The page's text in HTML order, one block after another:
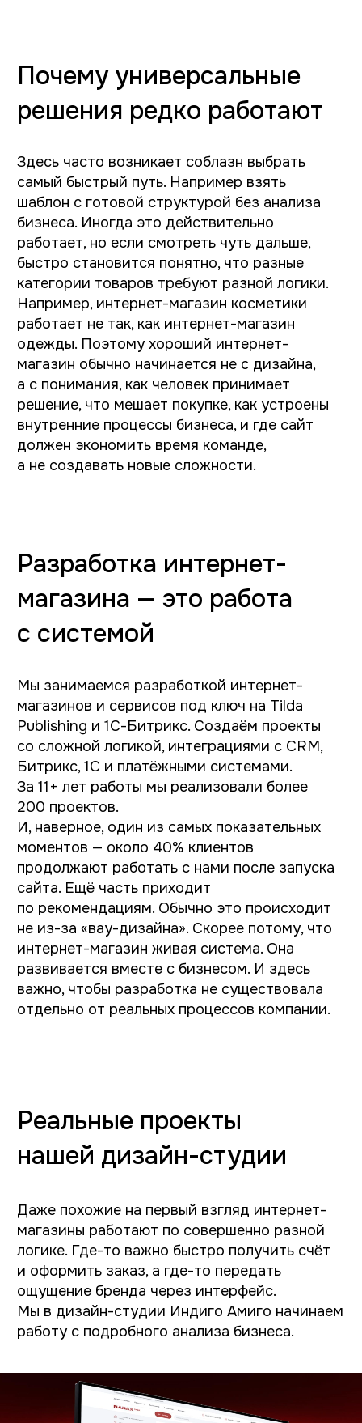
Интернет-магазин на 1С-Битрикс для производителя
противопожарного оборудования FLAMAX
Разработали интернет-магазин 1С-Битрикс
для оптовых и розничных продаж.
Спроектировали каталог с системой
фильтров, упростили путь пользователя
к получению счёта, подготовили SEO-
структуру для продвижения. Интеграция
с 1С и автоматическое обновление цен
Посмотреть кейс
FLAMAX — интернет-магазин для
производителя противопожарного
оборудования
Интернет-магазин на Тильде для магазина женской
одежды LINNSTORE
Мы сделали интернет-магазин на Tilda
Publishing с продуманной структурой
и минималистичным дизайном. Сайт
эффективно презентует ассортимент,
поддерживает имидж компании
и обеспечивает комфортный
пользовательский опыт. Интерфейс стал
понятным для покупателей, процесс выбора
и оформления заказа удобным.
Посмотреть сайт
LINNSTORE — интернет-магазин
Интернет-магазин нижнего белья на 1С-Битрикс
позиционированию люксового бренда.
Нам удалось объединить стиль
и функциональность, создав понятный
инструмент продаж для требовательной
Как выглядит работа над
интернет-магазином
с владельцем бизнеса, отделом продаж,
маркетингом, ИТ-специалистами. Это
немного похоже на архитектурное
обследование перед строительством дома.
Этап 1. Аудит и стратегия